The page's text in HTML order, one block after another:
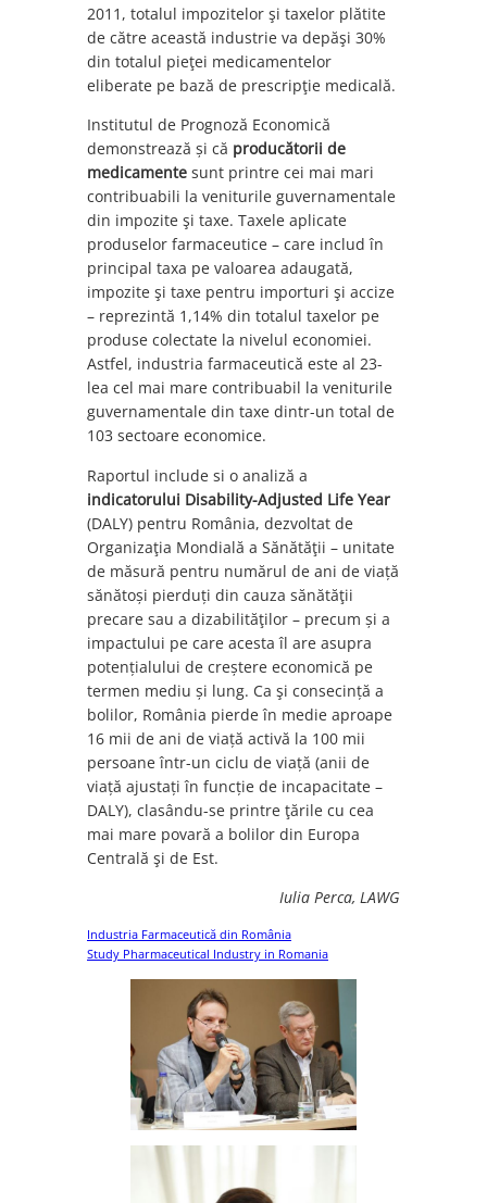
2011, totalul impozitelor şi taxelor plătite
de către această industrie va depăşi 30%
din totalul pieţei medicamentelor
eliberate pe bază de prescripţie medicală.
Institutul de Prognoză Economică
demonstrează și că producătorii de
medicamente sunt printre cei mai mari
contribuabili la veniturile guvernamentale
din impozite şi taxe. Taxele aplicate
produselor farmaceutice – care includ în
principal taxa pe valoarea adaugată,
impozite şi taxe pentru importuri şi accize
– reprezintă 1,14% din totalul taxelor pe
produse colectate la nivelul economiei.
Astfel, industria farmaceutică este al 23-
lea cel mai mare contribuabil la veniturile
guvernamentale din taxe dintr-un total de
103 sectoare economice.
Raportul include si o analiză a
indicatorului Disability-Adjusted Life Year
(DALY) pentru România, dezvoltat de
Organizaţia Mondială a Sănătăţii – unitate
de măsură pentru numărul de ani de viață
sănătoși pierduți din cauza sănătăţii
precare sau a dizabilităţilor – precum și a
impactului pe care acesta îl are asupra
potențialului de creștere economică pe
termen mediu și lung. Ca şi consecință a
bolilor, România pierde în medie aproape
16 mii de ani de viață activă la 100 mii
persoane într-un ciclu de viață (anii de
viață ajustați în funcție de incapacitate –
DALY), clasându-se printre ţările cu cea
mai mare povară a bolilor din Europa
Centrală şi de Est.
Iulia Perca, LAWG
Industria Farmaceutică din România
Study Pharmaceutical Industry in Romania